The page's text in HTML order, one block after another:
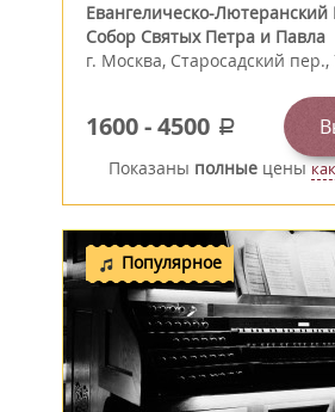
Евангелическо-
Собор Святых Петра и Павла
г. Москва, Старосадский пер.,
1600-4500 a
Показаны полныецены
Популярное